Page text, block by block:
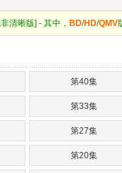
非清晰版] - 其中， BD/HD/QMV
第40集
第33集
第27集
第20集